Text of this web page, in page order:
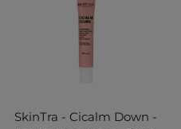
SkinTra - Cicalm Down -